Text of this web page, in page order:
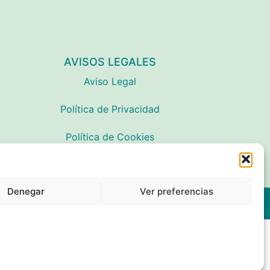
Denegar Ver preferencias
AVISOS LEGALES
Aviso Legal
Política de Privacidad
Política de Cookies